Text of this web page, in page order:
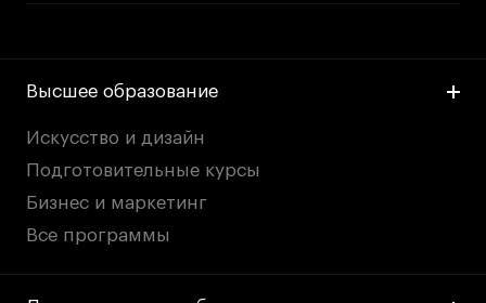
Высшее образование
Искусство и дизайн
Подготовительные курсы
Бизнес и маркетинг
Все программы